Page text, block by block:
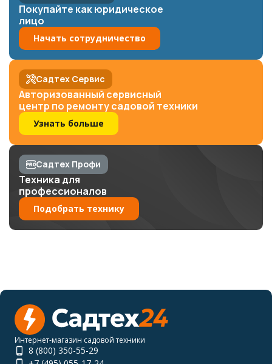
Покупайте как юридическое
лицо
Начать сотрудничество
Садтех Сервис
Авторизованный сервисный
центр по ремонту садовой техники
Узнать больше
Садтех Профи
Техника для
профессионалов
Подобрать технику
Интернет-магазин садовой техники
8 (800) 350-55-29